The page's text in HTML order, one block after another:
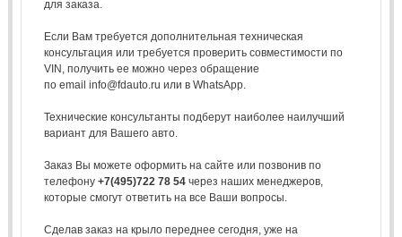
для заказа.
Если Вам требуется дополнительная техническая
консультация или требуется проверить совместимости по
VIN, получить ее можно через обращение
по email info@fdauto.ru или в WhatsApp.
Технические консультанты подберут наиболее наилучший
вариант для Вашего авто.
Заказ Вы можете оформить на сайте или позвонив по
телефону +7(495)722 78 54через наших менеджеров,
которые смогут ответить на все Ваши вопросы.
Сделав заказ на крыло переднее сегодня, уже на